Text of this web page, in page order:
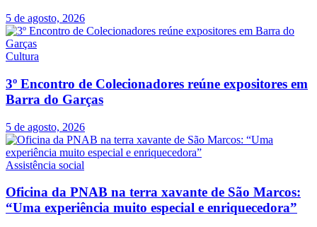
5 de agosto, 2026
Cultura
3º Encontro de Colecionadores reúne expositores em
Barra do Garças
5 de agosto, 2026
Assistência social
Oficina da PNAB na terra xavante de São Marcos:
“Uma experiência muito especial e enriquecedora”